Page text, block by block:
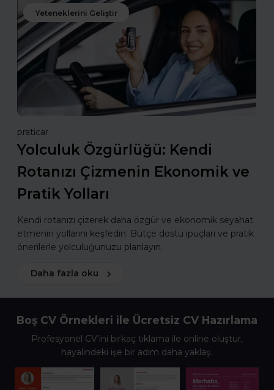
Yeteneklerini Geliştir
praticar
Yolculuk Özgürlüğü: Kendi
Rotanızı Çizmenin Ekonomik ve
Pratik Yolları
Kendi rotanızı çizerek daha özgür ve ekonomik seyahat
etmenin yollarını keşfedin. Bütçe dostu ipuçları ve pratik
önerilerle yolculuğunuzu planlayın.
Daha fazla oku
Boş CV Örnekleri ile Ücretsiz CV Hazırlama
Profesyonel CV’ini birkaç tıklama ile online oluştur,
hayalindeki işe bir adım daha yaklaş.